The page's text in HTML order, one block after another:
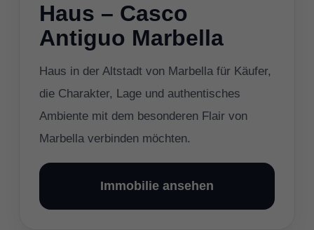
Haus – Casco
Antiguo Marbella
Haus in der Altstadt von Marbella für Käufer,
die Charakter, Lage und authentisches
Ambiente mit dem besonderen Flair von
Marbella verbinden möchten.
Immobilie ansehen